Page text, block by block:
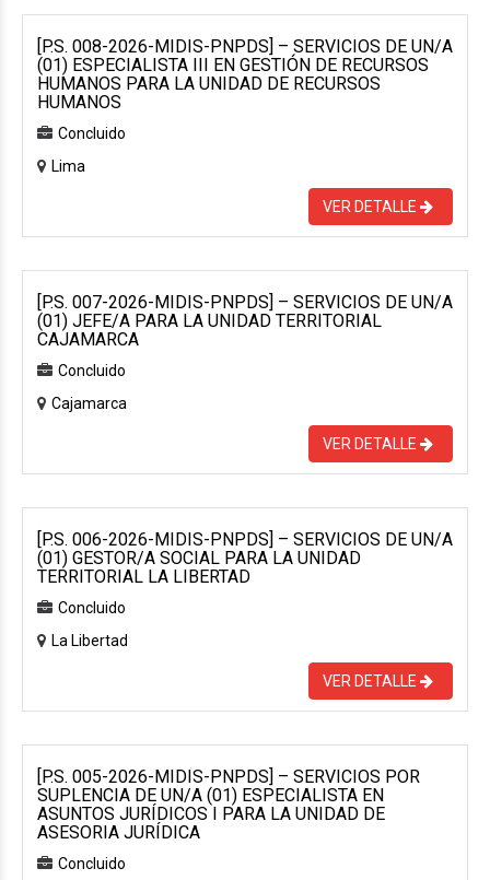
[P.S. 008-2026-MIDIS-PNPDS] – SERVICIOS DE UN/A
(01) ESPECIALISTA III EN GESTIÓN DE RECURSOS
HUMANOS PARA LA UNIDAD DE RECURSOS
HUMANOS
Concluido
Lima
VER DETALLE
[P.S. 007-2026-MIDIS-PNPDS] – SERVICIOS DE UN/A
(01) JEFE/A PARA LA UNIDAD TERRITORIAL
CAJAMARCA
Concluido
Cajamarca
VER DETALLE
[P.S. 006-2026-MIDIS-PNPDS] – SERVICIOS DE UN/A
(01) GESTOR/A SOCIAL PARA LA UNIDAD
TERRITORIAL LA LIBERTAD
Concluido
La Libertad
VER DETALLE
[P.S. 005-2026-MIDIS-PNPDS] – SERVICIOS POR
SUPLENCIA DE UN/A (01) ESPECIALISTA EN
ASUNTOS JURÍDICOS I PARA LA UNIDAD DE
ASESORIA JURÍDICA
Concluido